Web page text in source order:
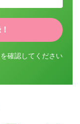
を確認してください